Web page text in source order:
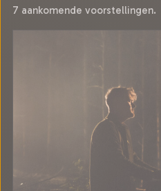
7 aankomende voorstellingen.